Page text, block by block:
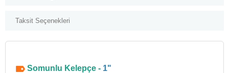
Taksit Seçenekleri
Somunlu Kelepçe - 1"